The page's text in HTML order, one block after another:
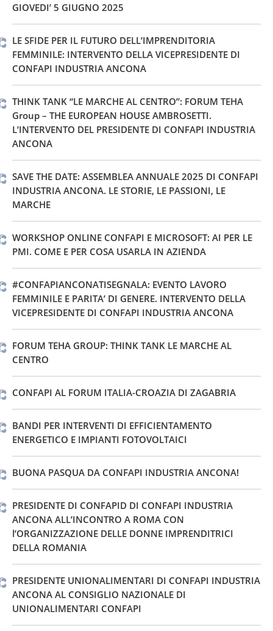
GIOVEDI’ 5 GIUGNO 2025
LE SFIDE PER IL FUTURO DELL’IMPRENDITORIA
FEMMINILE: INTERVENTO DELLA VICEPRESIDENTE DI
CONFAPI INDUSTRIA ANCONA
THINK TANK “LE MARCHE AL CENTRO”: FORUM TEHA
Group – THE EUROPEAN HOUSE AMBROSETTI.
L’INTERVENTO DEL PRESIDENTE DI CONFAPI INDUSTRIA
ANCONA
SAVE THE DATE: ASSEMBLEA ANNUALE 2025 DI CONFAPI
INDUSTRIA ANCONA. LE STORIE, LE PASSIONI, LE
MARCHE
WORKSHOP ONLINE CONFAPI E MICROSOFT: AI PER LE
PMI. COME E PER COSA USARLA IN AZIENDA
#CONFAPIANCONATISEGNALA: EVENTO LAVORO
FEMMINILE E PARITA’ DI GENERE. INTERVENTO DELLA
VICEPRESIDENTE DI CONFAPI INDUSTRIA ANCONA
FORUM TEHA GROUP: THINK TANK LE MARCHE AL
CENTRO
CONFAPI AL FORUM ITALIA-CROAZIA DI ZAGABRIA
BANDI PER INTERVENTI DI EFFICIENTAMENTO
ENERGETICO E IMPIANTI FOTOVOLTAICI
BUONA PASQUA DA CONFAPI INDUSTRIA ANCONA!
PRESIDENTE DI CONFAPID DI CONFAPI INDUSTRIA
ANCONA ALL’INCONTRO A ROMA CON
l’ORGANIZZAZIONE DELLE DONNE IMPRENDITRICI
DELLA ROMANIA
PRESIDENTE UNIONALIMENTARI DI CONFAPI INDUSTRIA
ANCONA AL CONSIGLIO NAZIONALE DI
UNIONALIMENTARI CONFAPI